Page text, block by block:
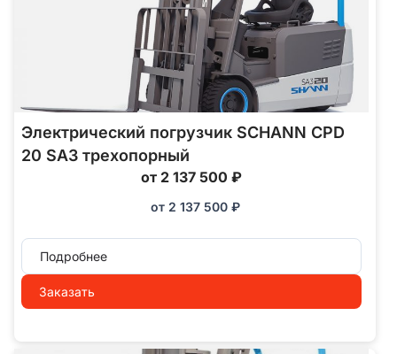
Электрический погрузчик SCHANN CPD
20 SA3 трехопорный
от 2 137 500 ₽
от 2 137 500 ₽
Подробнее
Заказать